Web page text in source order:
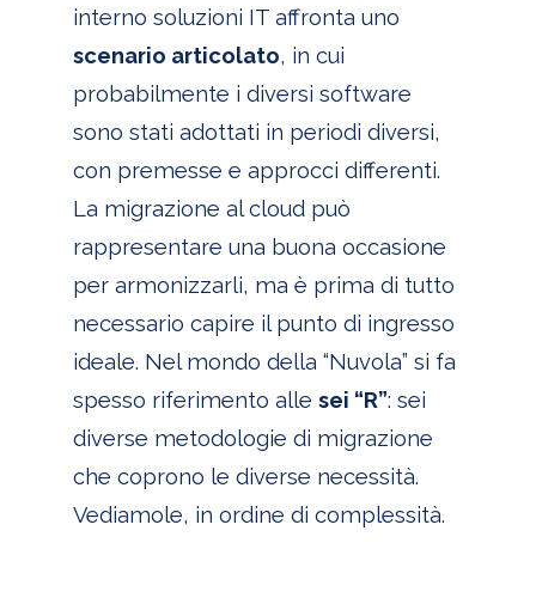
interno soluzioni IT affronta uno
scenario articolato, in cui
probabilmente i diversi software
sono stati adottati in periodi diversi,
con premesse e approcci differenti.
La migrazione al cloud può
rappresentare una buona occasione
per armonizzarli, ma è prima di tutto
necessario capire il punto di ingresso
ideale. Nel mondo della “Nuvola” si fa
spesso riferimento alle sei “R”: sei
diverse metodologie di migrazione
che coprono le diverse necessità.
Vediamole, in ordine di complessità.